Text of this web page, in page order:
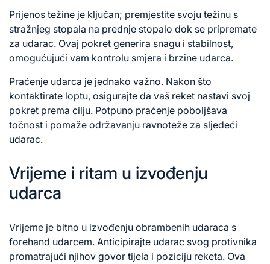
Prijenos težine je ključan; premjestite svoju težinu s
stražnjeg stopala na prednje stopalo dok se pripremate
za udarac. Ovaj pokret generira snagu i stabilnost,
omogućujući vam kontrolu smjera i brzine udarca.
Praćenje udarca je jednako važno. Nakon što
kontaktirate loptu, osigurajte da vaš reket nastavi svoj
pokret prema cilju. Potpuno praćenje poboljšava
točnost i pomaže održavanju ravnoteže za sljedeći
udarac.
Vrijeme i ritam u izvođenju
udarca
Vrijeme je bitno u izvođenju obrambenih udaraca s
forehand udarcem. Anticipirajte udarac svog protivnika
promatrajući njihov govor tijela i poziciju reketa. Ova